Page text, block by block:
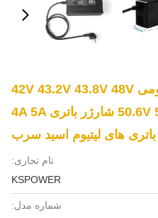
محفظه پلاستیکی و آلومینیومی 42V 43.2V 43.8V 48V
50.6V 54.6V 54.75V 57.6V 58.4V شارژر باتری 4A 5A
نام تجاری:
KSPOWER
شماره مدل: